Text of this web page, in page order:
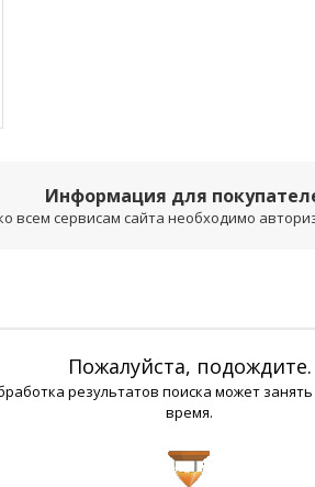
Информация для
сервисам сайта необходимо
Пожалуйста, подождите.
результатов поиска может
время.